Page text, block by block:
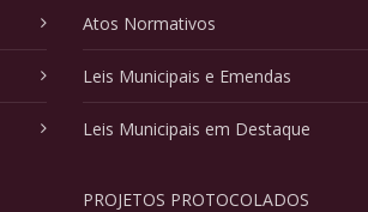
Atos Normativos
Leis Municipais e Emendas
Leis Municipais em Destaque
PROJETOS PROTOCOLADOS